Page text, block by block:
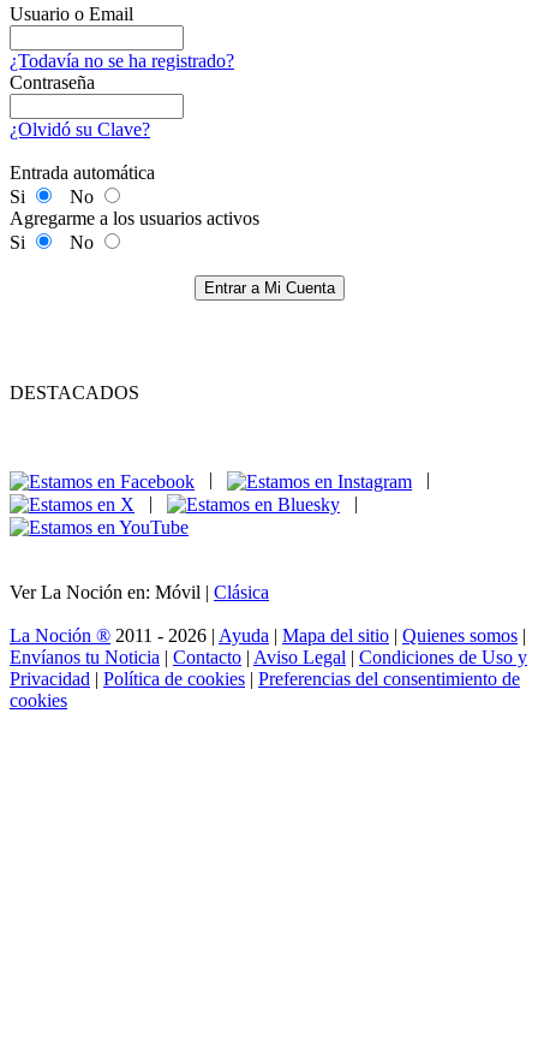
Usuario o Email
¿Todavía no se ha registrado?
Contraseña
¿Olvidó su Clave?
Entrada automática
Si
No
Agregarme a los usuarios activos
Si
No
Entrar a Mi Cuenta
DESTACADOS
|
|
Ver La Noción en: Móvil | Clásica
La Noción ® 2011 - 2026 | Ayuda | Mapa del sitio | Quienes somos |
Envíanos tu Noticia | Contacto | Aviso Legal | Condiciones de Uso y
Privacidad | Política de cookies | Preferencias del consentimiento de
cookies